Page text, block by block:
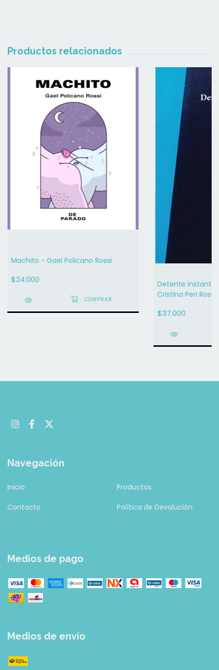
Productos relacionados
Machito - Gael Policano Rossi
$24.000
Detente
Cristina Peri Rossi
$37.000
Navegación
Inicio Productos
Contacto Política de Devolución
Medios de pago
Medios de envío